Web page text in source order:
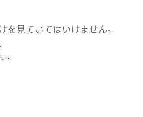
見ていてはいけません。